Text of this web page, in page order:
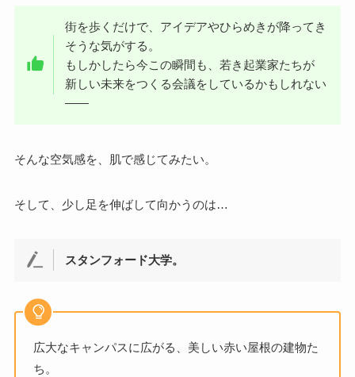
街を歩くだけで、アイデアやひらめきが降ってき
そうな気がする。
もしかしたら今この瞬間も、若き起業家たちが
新しい未来をつくる会議をしているかもしれない
――
そんな空気感を、肌で感じてみたい。
そして、少し足を伸ばして向かうのは…
スタンフォード大学。
広大なキャンパスに広がる、美しい赤い屋根の建物た
ち。